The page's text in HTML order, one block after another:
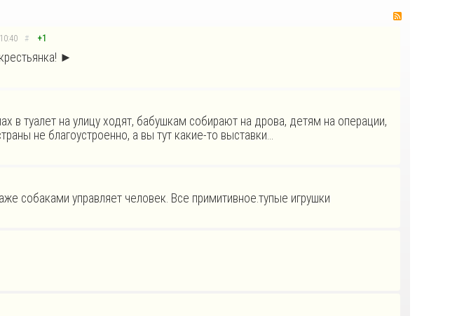
10:40 # +1
►
в туалет на улицу ходят, бабушкам собирают на дрова, детям на операции,
не благоустроенно, а вы тут какие-то выставки…
собаками управляет человек. Все примитивное.тупые игрушки